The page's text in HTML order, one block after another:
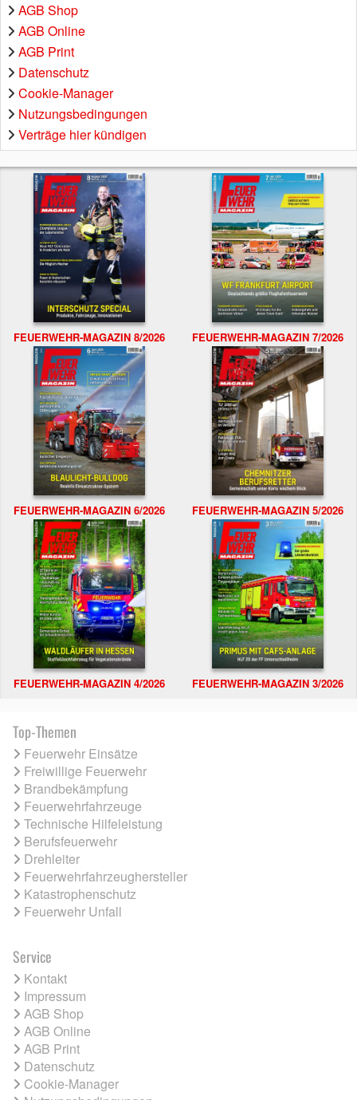
AGB Shop
AGB Online
AGB Print
Datenschutz
Cookie-Manager
Nutzungsbedingungen
Verträge hier kündigen
FEUERWEHR-MAGAZIN 8/2026 FEUERWEHR-MAGAZIN 7/2026
FEUERWEHR-MAGAZIN 6/2026 FEUERWEHR-MAGAZIN 5/2026
FEUERWEHR-MAGAZIN 4/2026 FEUERWEHR-MAGAZIN 3/2026
Top-Themen
Feuerwehr Einsätze
Freiwillige Feuerwehr
Brandbekämpfung
Feuerwehrfahrzeuge
Technische Hilfeleistung
Berufsfeuerwehr
Drehleiter
Feuerwehrfahrzeughersteller
Katastrophenschutz
Feuerwehr Unfall
Service
Kontakt
Impressum
AGB Shop
AGB Online
AGB Print
Datenschutz
Cookie-Manager